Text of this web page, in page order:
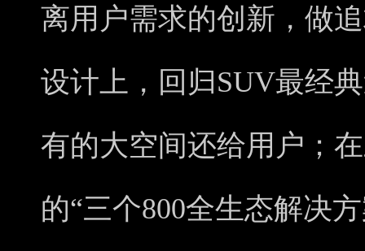
离用户需求的创新，做
设计上，回归SUV最经
有的大空间还给用户；
的“三个800全生态解决